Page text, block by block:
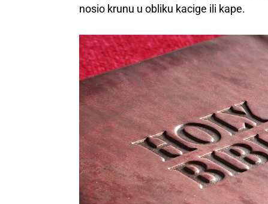
nosio krunu u obliku kacige ili kape.